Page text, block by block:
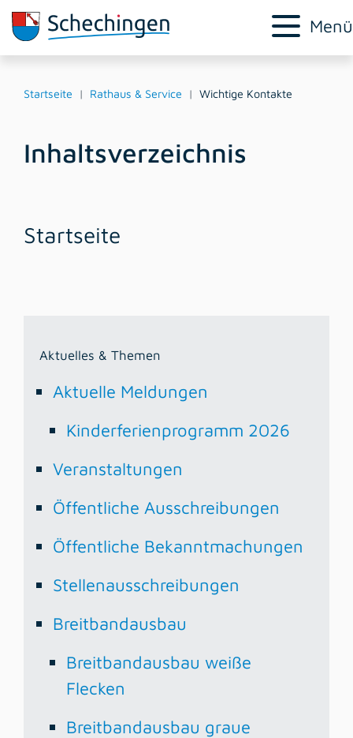
Menü
Startseite Rathaus & Service Wichtige Kontakte
Inhaltsverzeichnis
Startseite
Aktuelles & Themen
Aktuelle Meldungen
Kinderferienprogramm 2026
Veranstaltungen
Öffentliche Ausschreibungen
Öffentliche Bekanntmachungen
Stellenausschreibungen
Breitbandausbau
Breitbandausbau weiße
Flecken
Breitbandausbau graue